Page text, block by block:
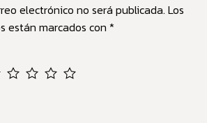
electrónico no será publicada. Los
están marcados con *